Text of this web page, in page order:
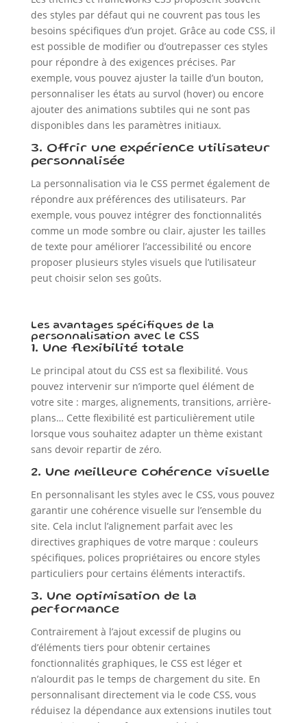
des styles par défaut qui ne couvrent pas tous les
besoins spécifiques d’un projet. Grâce au code CSS, il
est possible de modifier ou d’outrepasser ces styles
pour répondre à des exigences précises. Par
exemple, vous pouvez ajuster la taille d’un bouton,
personnaliser les états au survol (hover) ou encore
ajouter des animations subtiles qui ne sont pas
disponibles dans les paramètres initiaux.
3. Offrir une expérience utilisateur
personnalisée
La personnalisation via le CSS permet également de
répondre aux préférences des utilisateurs. Par
exemple, vous pouvez intégrer des fonctionnalités
comme un mode sombre ou clair, ajuster les tailles
de texte pour améliorer l’accessibilité ou encore
proposer plusieurs styles visuels que l’utilisateur
peut choisir selon ses goûts.
Les avantages spécifiques de la
personnalisation avec le CSS
1. Une flexibilité totale
Le principal atout du CSS est sa flexibilité. Vous
pouvez intervenir sur n’importe quel élément de
votre site : marges, alignements, transitions, arrière-
plans… Cette flexibilité est particulièrement utile
lorsque vous souhaitez adapter un thème existant
sans devoir repartir de zéro.
2. Une meilleure cohérence visuelle
En personnalisant les styles avec le CSS, vous pouvez
garantir une cohérence visuelle sur l’ensemble du
site. Cela inclut l’alignement parfait avec les
directives graphiques de votre marque : couleurs
spécifiques, polices propriétaires ou encore styles
particuliers pour certains éléments interactifs.
3. Une optimisation de la
performance
Contrairement à l’ajout excessif de plugins ou
d’éléments tiers pour obtenir certaines
fonctionnalités graphiques, le CSS est léger et
n’alourdit pas le temps de chargement du site. En
personnalisant directement via le code CSS, vous
réduisez la dépendance aux extensions inutiles tout